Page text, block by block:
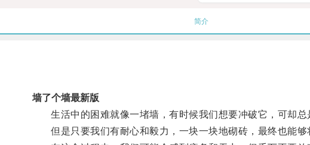
简介
墙了个墙最新版
生活中的困难就像一堵墙，有时候我们想要冲破它，可却总
但是只要我们有耐心和毅力，一块一块地砌砖，最终也能够